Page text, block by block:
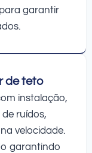
garantir
de teto
instalação,
ruídos,
velocidade.
garantindo